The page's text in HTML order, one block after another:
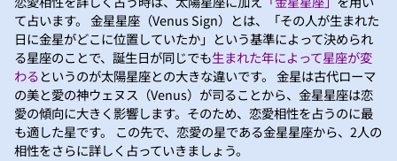
て占います。 金星星座（Venus Sign）とは、「その人が生まれた
日に金星がどこに位置していたか」という基準によって決められ
る星座のことで、誕生日が同じでも生まれた年によって星座が変
わるというのが太陽星座との大きな違いです。 金星は古代ローマ
の美と愛の神ウェヌス（Venus）が司ることから、金星星座は恋
愛の傾向に大きく影響します。そのため、恋愛相性を占うのに最
も適した星です。 この先で、恋愛の星である金星星座から、2人の
相性をさらに詳しく占っていきましょう。